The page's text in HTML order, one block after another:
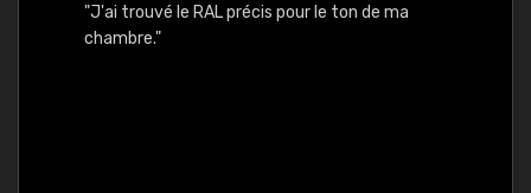
"J'ai trouvé le RAL précis pour le ton de ma
chambre."